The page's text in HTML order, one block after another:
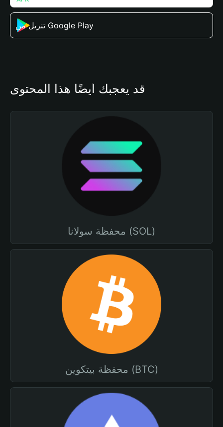
تنزيل من Google Play
قد يعجبك أيضًا هذا المحتوى
محفظة سولانا (SOL)
محفظة بيتكوين (BTC)